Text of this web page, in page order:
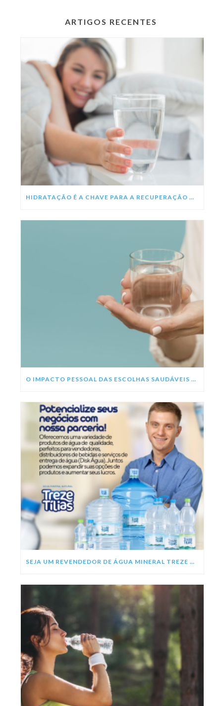
ARTIGOS RECENTES
HIDRATAÇÃO É A CHAVE PARA A RECUPERAÇÃO DA DENGUE
O IMPACTO PESSOAL DAS ESCOLHAS SAUDÁVEIS NESSE ANO
SEJA UM REVENDEDOR DE ÁGUA MINERAL TREZE TÍLIAS